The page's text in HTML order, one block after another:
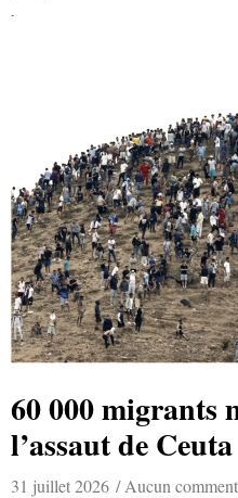
60 000 migrants
l’assaut de Ceuta
31 juillet 2026
Aucun